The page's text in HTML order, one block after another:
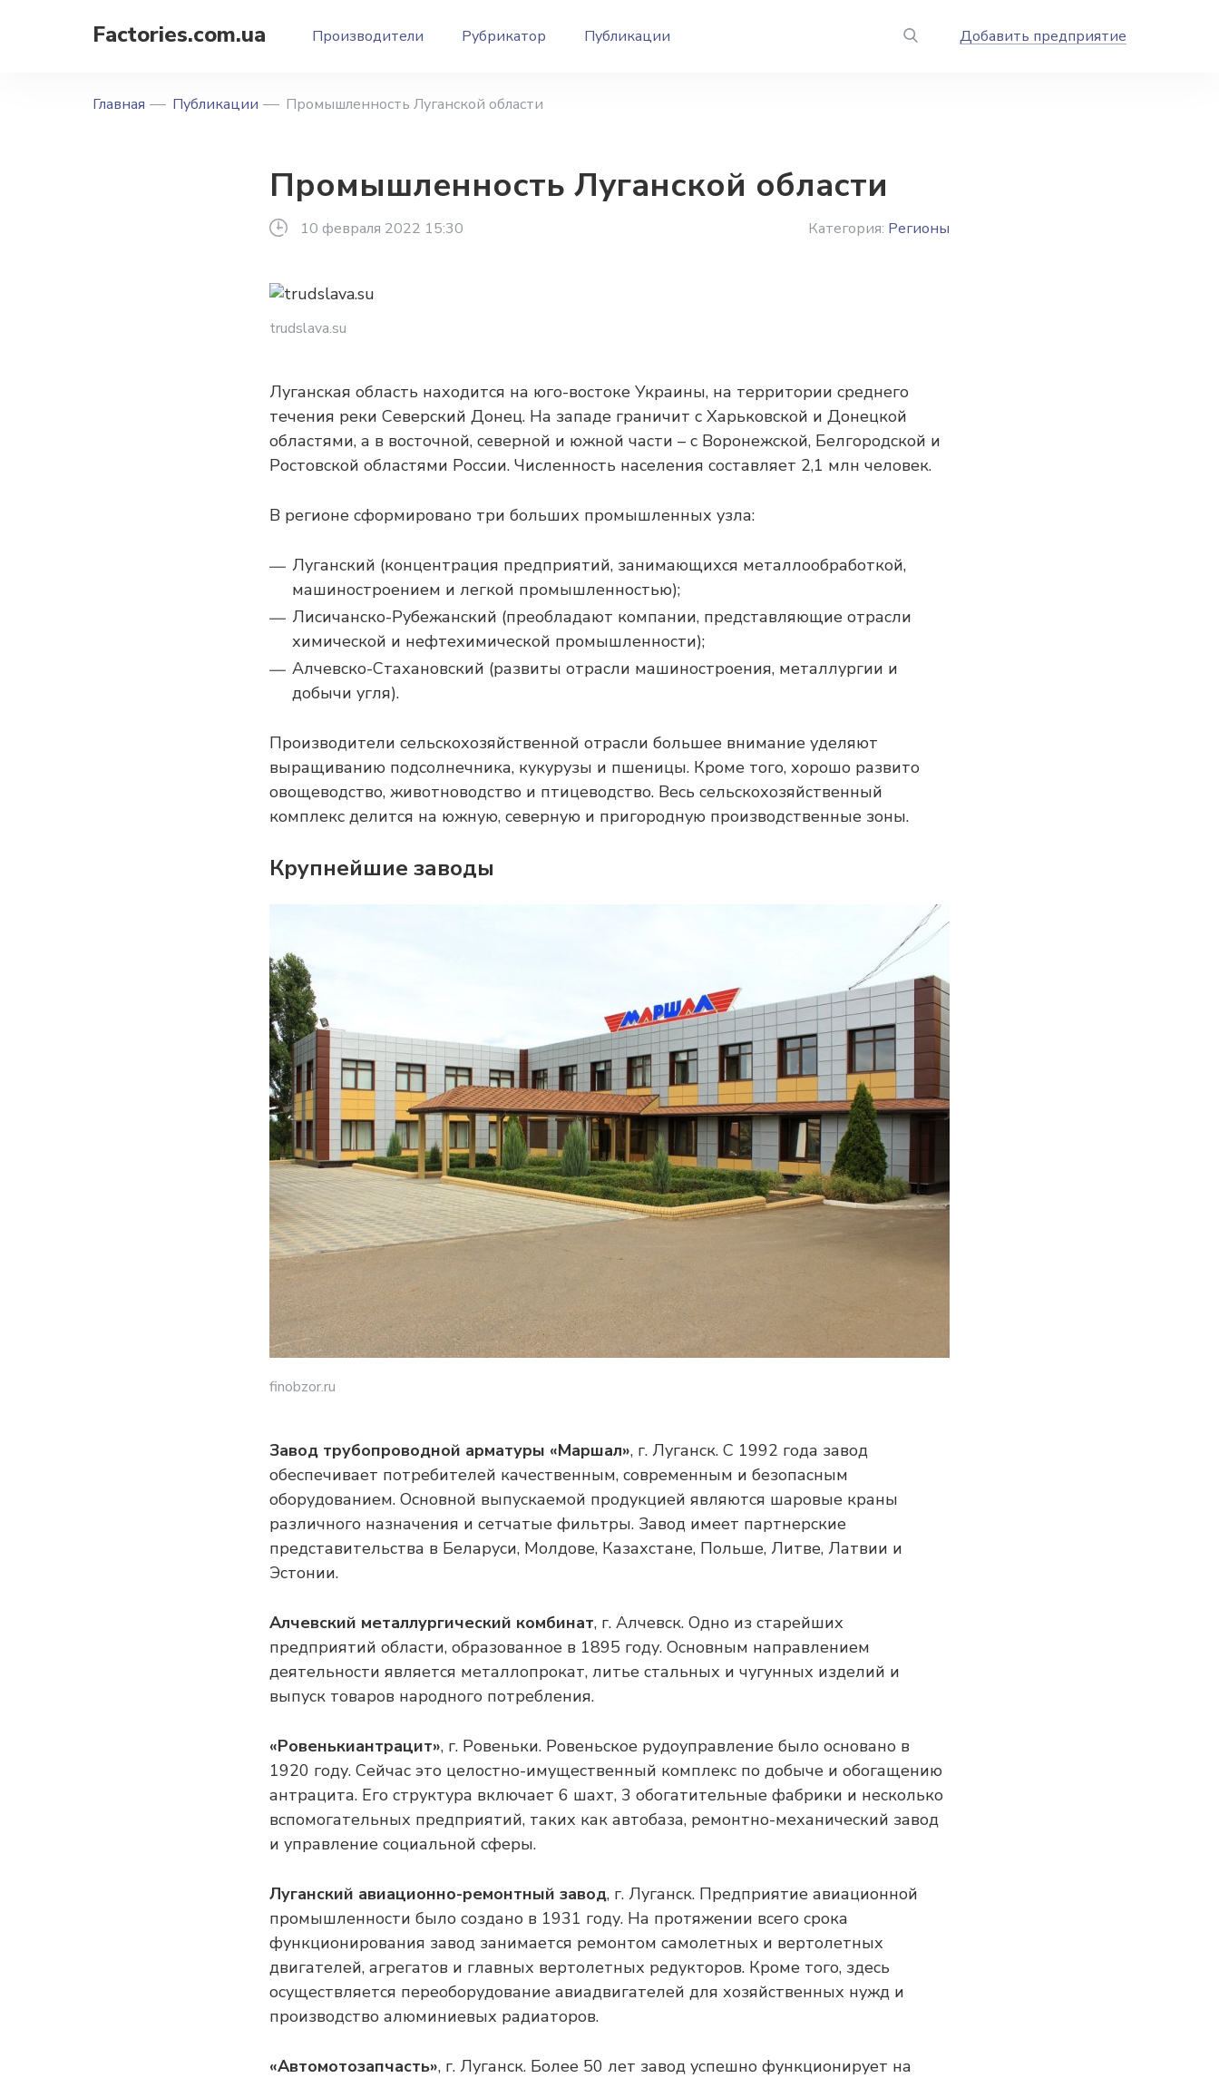
Factories.com.ua Производители Рубрикатор Публикации Добавить предприятие
Главная Публикации Промышленность Луганской области
Промышленность Луганской области
10 февраля 2022 15:30 Категория: Регионы
trudslava.su
Луганская область находится на юго-востоке Украины, на территории среднего
течения реки Северский Донец. На западе граничит с Харьковской и Донецкой
областями, а в восточной, северной и южной части – с Воронежской, Белгородской и
Ростовской областями России. Численность населения составляет 2,1 млн человек.
В регионе сформировано три больших промышленных узла:
Луганский (концентрация предприятий, занимающихся металлообработкой,
машиностроением и легкой промышленностью);
Лисичанско-Рубежанский (преобладают компании, представляющие отрасли
химической и нефтехимической промышленности);
Алчевско-Стахановский (развиты отрасли машиностроения, металлургии и
добычи угля).
Производители сельскохозяйственной отрасли большее внимание уделяют
выращиванию подсолнечника, кукурузы и пшеницы. Кроме того, хорошо развито
овощеводство, животноводство и птицеводство. Весь сельскохозяйственный
комплекс делится на южную, северную и пригородную производственные зоны.
Крупнейшие заводы
finobzor.ru
Завод трубопроводной арматуры «Маршал», г. Луганск. С 1992 года завод
обеспечивает потребителей качественным, современным и безопасным
оборудованием. Основной выпускаемой продукцией являются шаровые краны
различного назначения и сетчатые фильтры. Завод имеет партнерские
представительства в Беларуси, Молдове, Казахстане, Польше, Литве, Латвии и
Эстонии.
Алчевский металлургический комбинат, г. Алчевск. Одно из старейших
предприятий области, образованное в 1895 году. Основным направлением
деятельности является металлопрокат, литье стальных и чугунных изделий и
выпуск товаров народного потребления.
«Ровенькиантрацит», г. Ровеньки. Ровеньское рудоуправление было основано в
1920 году. Сейчас это целостно-имущественный комплекс по добыче и обогащению
антрацита. Его структура включает 6 шахт, 3 обогатительные фабрики и несколько
вспомогательных предприятий, таких как автобаза, ремонтно-механический завод
и управление социальной сферы.
Луганский авиационно-ремонтный завод, г. Луганск. Предприятие авиационной
промышленности было создано в 1931 году. На протяжении всего срока
функционирования завод занимается ремонтом самолетных и вертолетных
двигателей, агрегатов и главных вертолетных редукторов. Кроме того, здесь
осуществляется переоборудование авиадвигателей для хозяйственных нужд и
производство алюминиевых радиаторов.
«Автомотозапчасть», г. Луганск. Более 50 лет завод успешно функционирует на